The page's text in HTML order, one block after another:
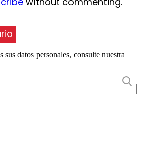
sus datos personales, consulte nuestra